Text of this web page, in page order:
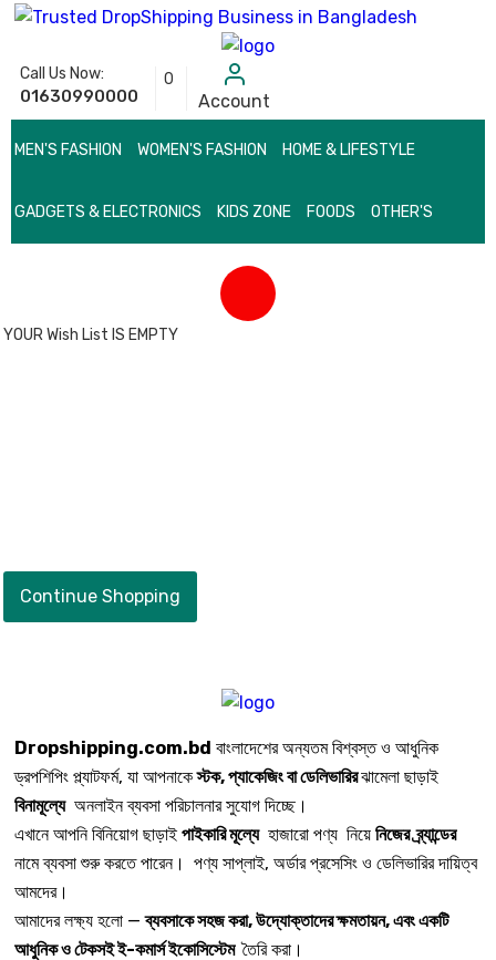
Call Us Now:
01630990000
0
Account
MEN'S FASHION WOMEN'S FASHION HOME & LIFESTYLE
GADGETS & ELECTRONICS KIDS ZONE FOODS OTHER'S
YOUR Wish List IS EMPTY
Continue Shopping
Dropshipping.com.bd বাংলাদেশের অন্যতম বিশ্বস্ত ও আধুনিক
ড্রপশিপিং প্ল্যাটফর্ম, যা আপনাকেস্টক, প্যাকেজিং বা ডেলিভারিরঝামেলা ছাড়াই
বিনামূল্যেঅনলাইন ব্যবসা পরিচালনার সুযোগ দিচ্ছে।
এখানে আপনি বিনিয়োগ ছাড়াই পাইকারি মূল্যেহাজারো পণ্য নিয়ে নিজের ব্র্যান্ডের
নামে ব্যবসা শুরু করতে পারেন। পণ্য সাপ্লাই, অর্ডার প্রসেসিং ও ডেলিভারির দায়িত্ব
আমদের।
আমাদের লক্ষ্য হলো —ব্যবসাকে সহজ করা, উদ্যোক্তাদের ক্ষমতায়ন, এবং একটি
আধুনিক ও টেকসই ই-কমার্স ইকোসিস্টেম তৈরি করা।